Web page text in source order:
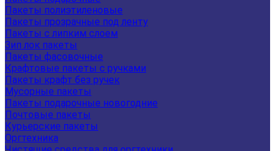
Пакеты полиэтиленовые
Пакеты прозрачные под ленту
Пакеты с липким слоем
Зип лок пакеты
Пакеты фасовочные
Крафтовые пакеты с ручками
Пакеты крафт без ручек
Мусорные пакеты
Пакеты подарочные новогодние
Почтовые пакеты
Курьерские пакеты
Оргтехника